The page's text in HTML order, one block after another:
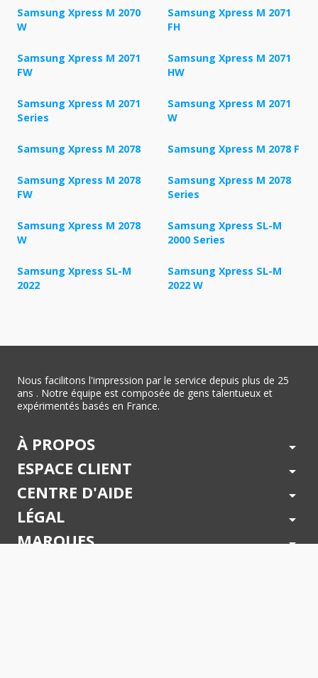
Samsung Xpress M 2070
W
Samsung Xpress M 2071
FH
Samsung Xpress M 2071
FW
Samsung Xpress M 2071
HW
Samsung Xpress M 2071
Series
Samsung Xpress M 2071
W
Samsung Xpress M 2078 Samsung Xpress M 2078 F
Samsung Xpress M 2078
FW
Samsung Xpress M 2078
Series
Samsung Xpress M 2078
W
Samsung Xpress SL-M
2000 Series
Samsung Xpress SL-M
2022
Samsung Xpress SL-M
2022 W
Nous facilitons l'impression par le service depuis plus de 25
ans . Notre équipe est composée de gens talentueux et
expérimentés basés en France.
À PROPOS arrow_drop_down
ESPACE CLIENT arrow_drop_down
CENTRE D'AIDE arrow_drop_down
LÉGAL arrow_drop_down
MARQUES arrow_drop_down